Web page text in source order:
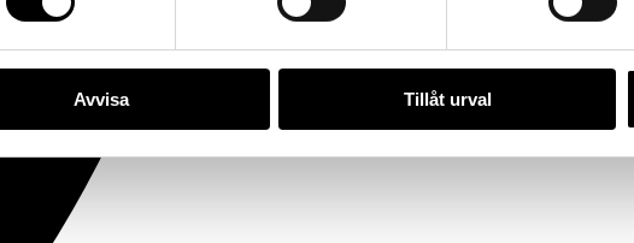
Avvisa Tillåt urval